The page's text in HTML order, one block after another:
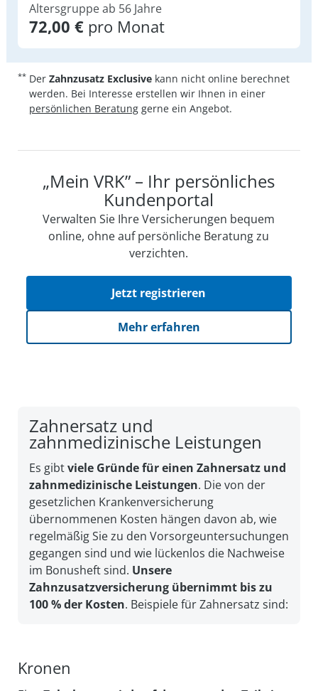
Altersgruppe ab 56 Jahre
72,00 €pro Monat
** Der Zahnzusatz Exclusivekann nicht online berechnet
werden. Bei Interesse erstellen wir Ihnen in einer
persönlichen Beratunggerne ein Angebot.
„Mein VRK” – Ihr persönliches
Kundenportal
Verwalten Sie Ihre Versicherungen bequem
online, ohne auf persön­li­che Beratung zu
verzichten.
Jetzt registrieren
Mehr erfahren
Zahnersatz und
zahnmedizinische Leistungen
Es gibtviele Gründe für einen Zahnersatz und
zahnmedizinische Leistungen. Die von der
gesetzlichen Krankenversicherung
übernommenen Kosten hängen davon ab, wie
regelmäßig Sie zu den Vorsorgeuntersuchungen
gegangen sind und wie lückenlos die Nachweise
im Bonusheft sind. Unsere
Zahnzusatzversicherung übernimmt bis zu
100 % der Kosten. Beispiele für Zahnersatz sind:
Kronen